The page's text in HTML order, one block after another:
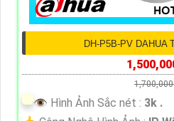
DH-P5B-PV DAHUA
👁 Hình Ảnh Sắc nét : 3k .